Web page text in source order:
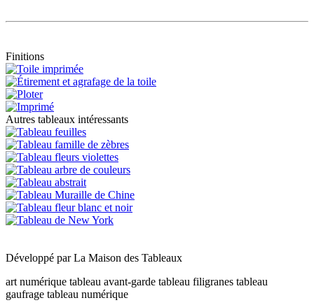
Finitions
Autres tableaux intéressants
Développé parLa Maison des Tableaux
art numérique tableau avant-garde tableau filigranes tableau
gaufrage tableau numérique